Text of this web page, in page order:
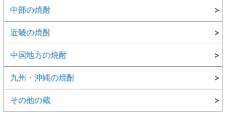
中部の焼酎
近畿の焼酎
中国地方の焼酎
九州・沖縄の焼酎
その他の蔵